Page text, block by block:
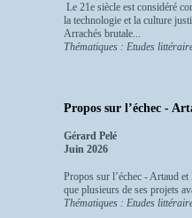
Le 21e siècle est considéré
la technologie et la culture
Arrachés brutale...
Thématiques : Etudes
Propos sur l’échec -
Gérard Pelé
Juin 2026
Propos sur l’échec - Artaud
que plusieurs de ses projets
Thématiques : Etudes